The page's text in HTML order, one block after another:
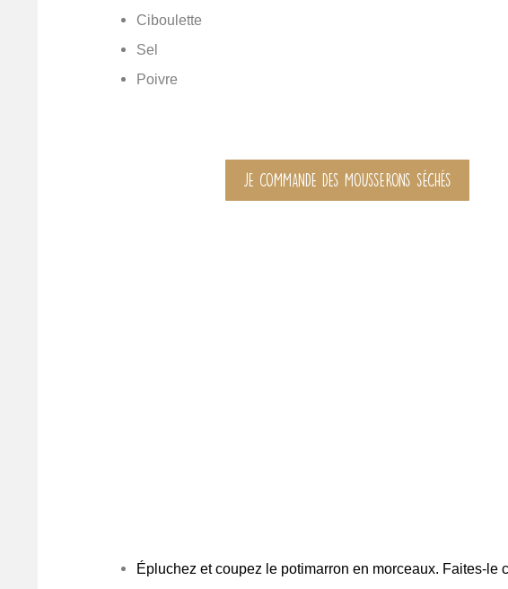
Ciboulette
Sel
Poivre
JE COMMANDE DES MOUSSERONS SÉCHÉS
Épluchez et coupez le potimarron en morceaux. Faites-le